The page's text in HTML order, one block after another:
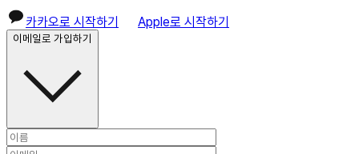
카카오로 시작하기 Apple로 시작하기
이메일로 가입하기